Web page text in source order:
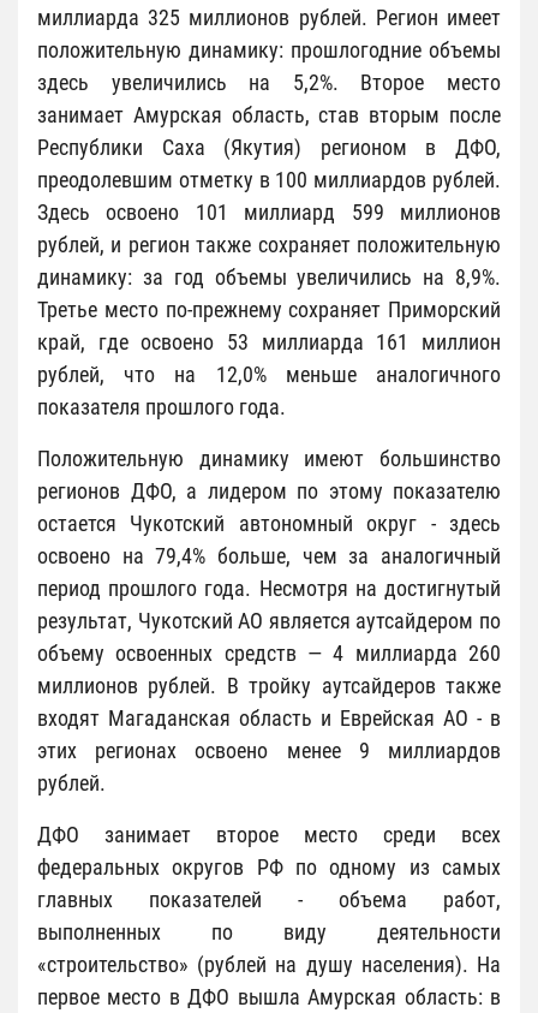
миллиарда 325 миллионов рублей. Регион имеет
положительную динамику: прошлогодние объемы
здесь увеличились на 5,2%. Второе место
занимает Амурская область, став вторым после
Республики Саха (Якутия) регионом в ДФО,
преодолевшим отметку в 100 миллиардов рублей.
Здесь освоено 101 миллиард 599 миллионов
рублей, и регион также сохраняет положительную
динамику: за год объемы увеличились на 8,9%.
Третье место по-прежнему сохраняет Приморский
край, где освоено 53 миллиарда 161 миллион
рублей, что на 12,0% меньше аналогичного
показателя прошлого года.
Положительную динамику имеют большинство
регионов ДФО, а лидером по этому показателю
остается Чукотский автономный округ - здесь
освоено на 79,4% больше, чем за аналогичный
период прошлого года. Несмотря на достигнутый
результат, Чукотский АО является аутсайдером по
объему освоенных средств — 4 миллиарда 260
миллионов рублей. В тройку аутсайдеров также
входят Магаданская область и Еврейская АО - в
этих регионах освоено менее 9 миллиардов
рублей.
ДФО занимает второе место среди всех
федеральных округов РФ по одному из самых
главных показателей - объема работ,
выполненных по виду деятельности
«строительство» (рублей на душу населения). На
первое место в ДФО вышла Амурская область: в